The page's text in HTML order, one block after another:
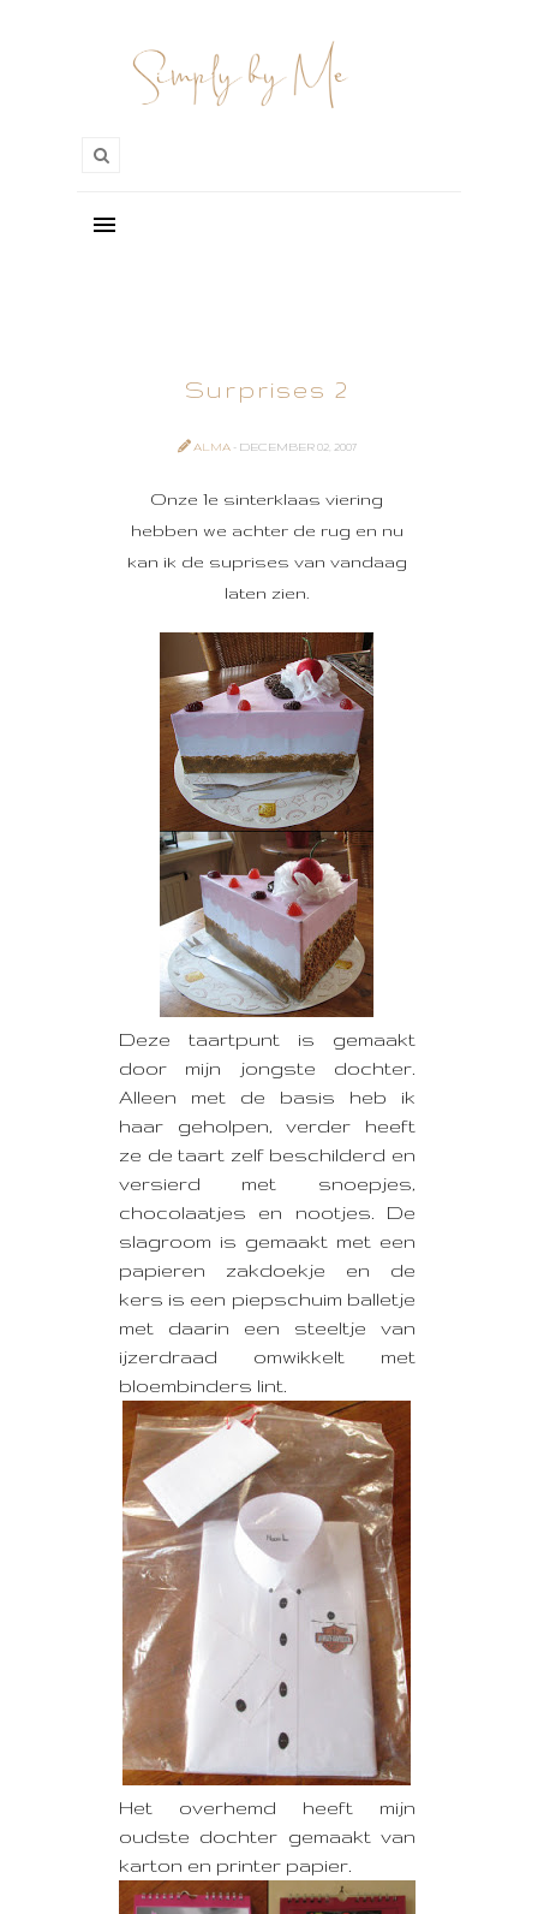
Surprises 2
ALMA - DECEMBER 02, 2007
Onze 1e sinterklaas viering
hebben we achter de rug en nu
kan ik de suprises van vandaag
laten zien.
Deze taartpunt is gemaakt
door mijn jongste dochter.
Alleen met de basis heb ik
haar geholpen, verder heeft
ze de taart zelf beschilderd en
versierd met snoepjes,
chocolaatjes en nootjes. De
slagroom is gemaakt met een
papieren zakdoekje en de
kers is een piepschuim balletje
met daarin een steeltje van
ijzerdraad omwikkelt met
bloembinders lint.
Het overhemd heeft mijn
oudste dochter gemaakt van
karton en printer papier.